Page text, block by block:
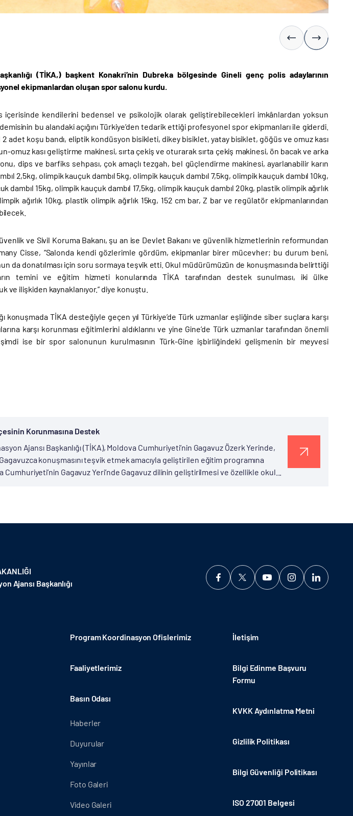
(TİKA,) başkent Konakri’nin Dubreka bölgesinde Gineli genç polis adaylarının
ekipmanlardan oluşan spor salonu kurdu.
içerisinde kendilerini bedensel ve psikolojik olarak geliştirebilecekleri imkânlardan yoksun
bu alandaki açığını Türkiye’den tedarik ettiği profesyonel spor ekipmanları ile giderdi.
adet koşu bandı, eliptik kondüsyon bisikleti, dikey bisiklet, yatay bisiklet, göğüs ve omuz kası
omuz kası geliştirme makinesi, sırta çekiş ve oturarak sırta çekiş makinesi, ön bacak ve arka
dips ve barfiks sehpası, çok amaçlı tezgah, bel güçlendirme makinesi, ayarlanabilir karın
2,5kg, olimpik kauçuk dambıl 5kg, olimpik kauçuk dambıl 7,5kg, olimpik kauçuk dambıl 10kg,
dambıl 15kg, olimpik kauçuk dambıl 17,5kg, olimpik kauçuk dambıl 20kg, plastik olimpik ağırlık
ağırlık 10kg, plastik olimpik ağırlık 15kg, 152 cm bar, Z bar ve regülatör ekipmanlarından
ve Sivil Koruma Bakanı, şu an ise Devlet Bakanı ve güvenlik hizmetlerinin reformundan
Cisse, “Salonda kendi gözlerimle gördüm, ekipmanlar birer mücevher; bu durum beni,
da donatılması için soru sormaya teşvik etti. Okul müdürümüzün de konuşmasında belirttiği
temini ve eğitim hizmeti konularında TİKA tarafından destek sunulması, iki ülke
ve ilişkiden kaynaklanıyor.” diye konuştu.
konuşmada TİKA desteğiyle geçen yıl Türkiye’de Türk uzmanlar eşliğinde siber suçlara karşı
karşı korunması eğitimlerini aldıklarını ve yine Gine’de Türk uzmanlar tarafından önemli
ise bir spor salonunun kurulmasının Türk-Gine işbirliğindeki gelişmenin bir meyvesi
Korunmasına Destek
Ajansı Başkanlığı (TİKA), Moldova Cumhuriyeti’nin Gagavuz Özerk Yerinde,
konuşmasını teşvik etmek amacıyla geliştirilen eğitim programına
Cumhuriyeti’nin Gagavuz Yeri’nde Gagavuz dilinin geliştirilmesi ve özellikle okul...
Ajansı Başkanlığı
Program Koordinasyon Ofislerimiz
Faaliyetlerimiz
Basın Odası
Haberler
Duyurular
Yayınlar
Foto Galeri
Video Galeri
İletişim
Bilgi Edinme Başvuru
Formu
KVKK Aydınlatma Metni
Gizlilik Politikası
Bilgi Güvenliği Politikası
ISO 27001 Belgesi